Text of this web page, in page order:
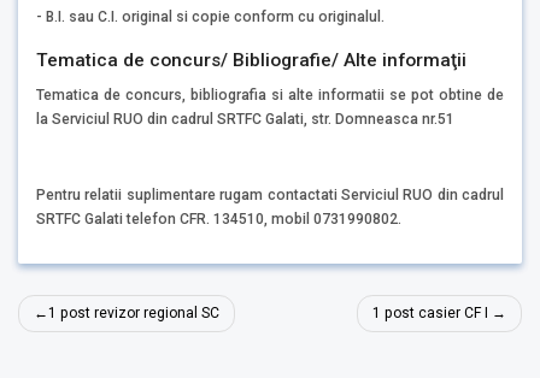
- B.I. sau C.I. original si copie conform cu originalul.
Tematica de concurs/ Bibliografie/ Alte informaţii
Tematica de concurs, bibliografia si alte informatii se pot obtine de
la Serviciul RUO din cadrul SRTFC Galati, str. Domneasca nr.51
Pentru relatii suplimentare rugam contactati Serviciul RUO din cadrul
SRTFC Galati telefon CFR. 134510, mobil 0731990802.
Navigare
în
1 post revizor regional SC 1 post casier CF I